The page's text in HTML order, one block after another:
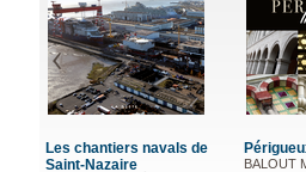
Les chantiers navals de
Saint-Nazaire
BALOUT